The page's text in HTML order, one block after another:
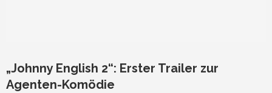
„Johnny English 2“: Erster Trailer zur
Agenten-Komödie